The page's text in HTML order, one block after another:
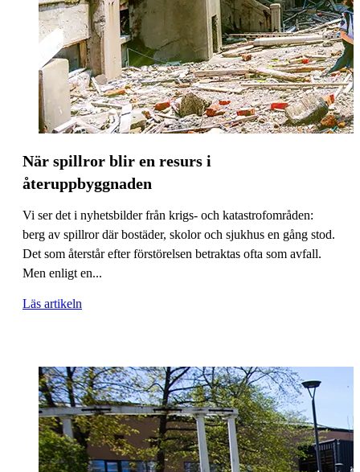
När spillror blir en resurs i
återuppbyggnaden
Vi ser det i nyhetsbilder från krigs- och katastrofområden:
berg av spillror där bostäder, skolor och sjukhus en gång stod.
Det som återstår efter förstörelsen betraktas ofta som avfall.
Men enligt en...
Läs artikeln